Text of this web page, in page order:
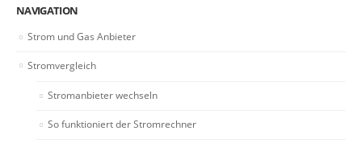
NAVIGATION
Strom und Gas Anbieter
Stromvergleich
Stromanbieter wechseln
So funktioniert der Stromrechner